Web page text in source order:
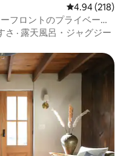
レビュー218
4.94 (218)
フロントのプライベート
さ · 露天風呂・ジャグジー